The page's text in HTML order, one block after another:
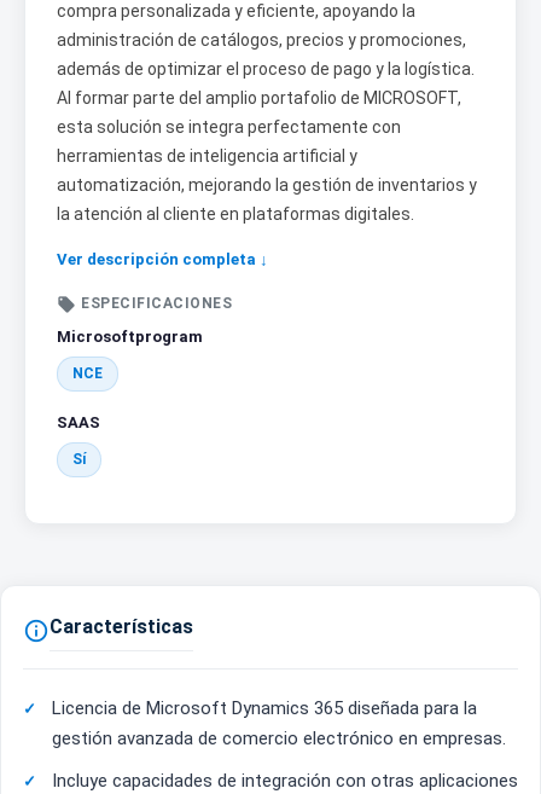
compra personalizada y eficiente, apoyando la
administración de catálogos, precios y promociones,
además de optimizar el proceso de pago y la logística.
Al formar parte del amplio portafolio de MICROSOFT,
esta solución se integra perfectamente con
herramientas de inteligencia artificial y
automatización, mejorando la gestión de inventarios y
la atención al cliente en plataformas digitales.
Ver descripción completa ↓
 ESPECIFICACIONES
Microsoftprogram
NCE
SAAS
Sí
Características
Licencia de Microsoft Dynamics 365 diseñada para la
gestión avanzada de comercio electrónico en empresas.
Incluye capacidades de integración con otras aplicaciones